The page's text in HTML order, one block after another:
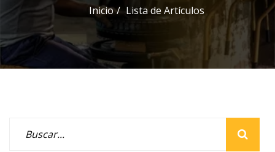
Inicio Lista de Artículos